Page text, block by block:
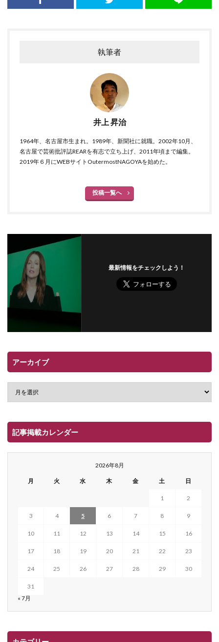
執筆者
井上 昇治
1964年、名古屋市生まれ。1989年、新聞社に就職。2002年10月、
名古屋で芸術批評誌REARを有志で立ち上げ、2011年頃まで編集。
2019年６月にWEBサイトOutermostNAGOYAを始めた。
投稿一覧へ
最新情報をチェックしよう！
アーカイブ
記事掲載カレンダー
2026年8月
月 火 水 木 金 土 日
1 2
3 4 5 6 7 8 9
10 11 12 13 14 15 16
17 18 19 20 21 22 23
24 25 26 27 28 29 30
31
« 7月